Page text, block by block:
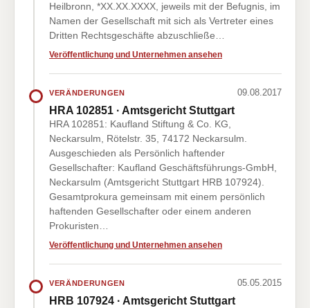
Heilbronn, *XX.XX.XXXX, jeweils mit der Befugnis, im
Namen der Gesellschaft mit sich als Vertreter eines
Dritten Rechtsgeschäfte abzuschließe…
Veröffentlichung und Unternehmen ansehen
VERÄNDERUNGEN 09.08.2017
HRA 102851 · Amtsgericht Stuttgart
HRA 102851: Kaufland Stiftung & Co. KG,
Neckarsulm, Rötelstr. 35, 74172 Neckarsulm.
Ausgeschieden als Persönlich haftender
Gesellschafter: Kaufland Geschäftsführungs-GmbH,
Neckarsulm (Amtsgericht Stuttgart HRB 107924).
Gesamtprokura gemeinsam mit einem persönlich
haftenden Gesellschafter oder einem anderen
Prokuristen…
Veröffentlichung und Unternehmen ansehen
VERÄNDERUNGEN 05.05.2015
HRB 107924 · Amtsgericht Stuttgart